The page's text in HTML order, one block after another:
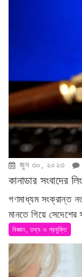
জুন ৩০, ২০২৩
কানাডার সংবাদের
গণমাধ্যম সংক্রান্ত
মানতে গিয়ে সেদেশের
বিজ্ঞান, তথ্য ও প্রযুক্তি